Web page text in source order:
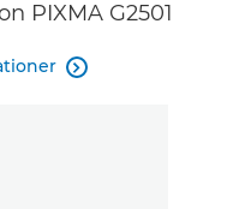
PIXMA G2501
